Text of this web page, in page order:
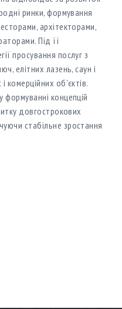
ринки, формування
архітекторами,
Під її
просування послуг з
елітних лазень, саун і
комерційних об'єктів.
формуванні концепцій
довгострокових
стабільне зростання